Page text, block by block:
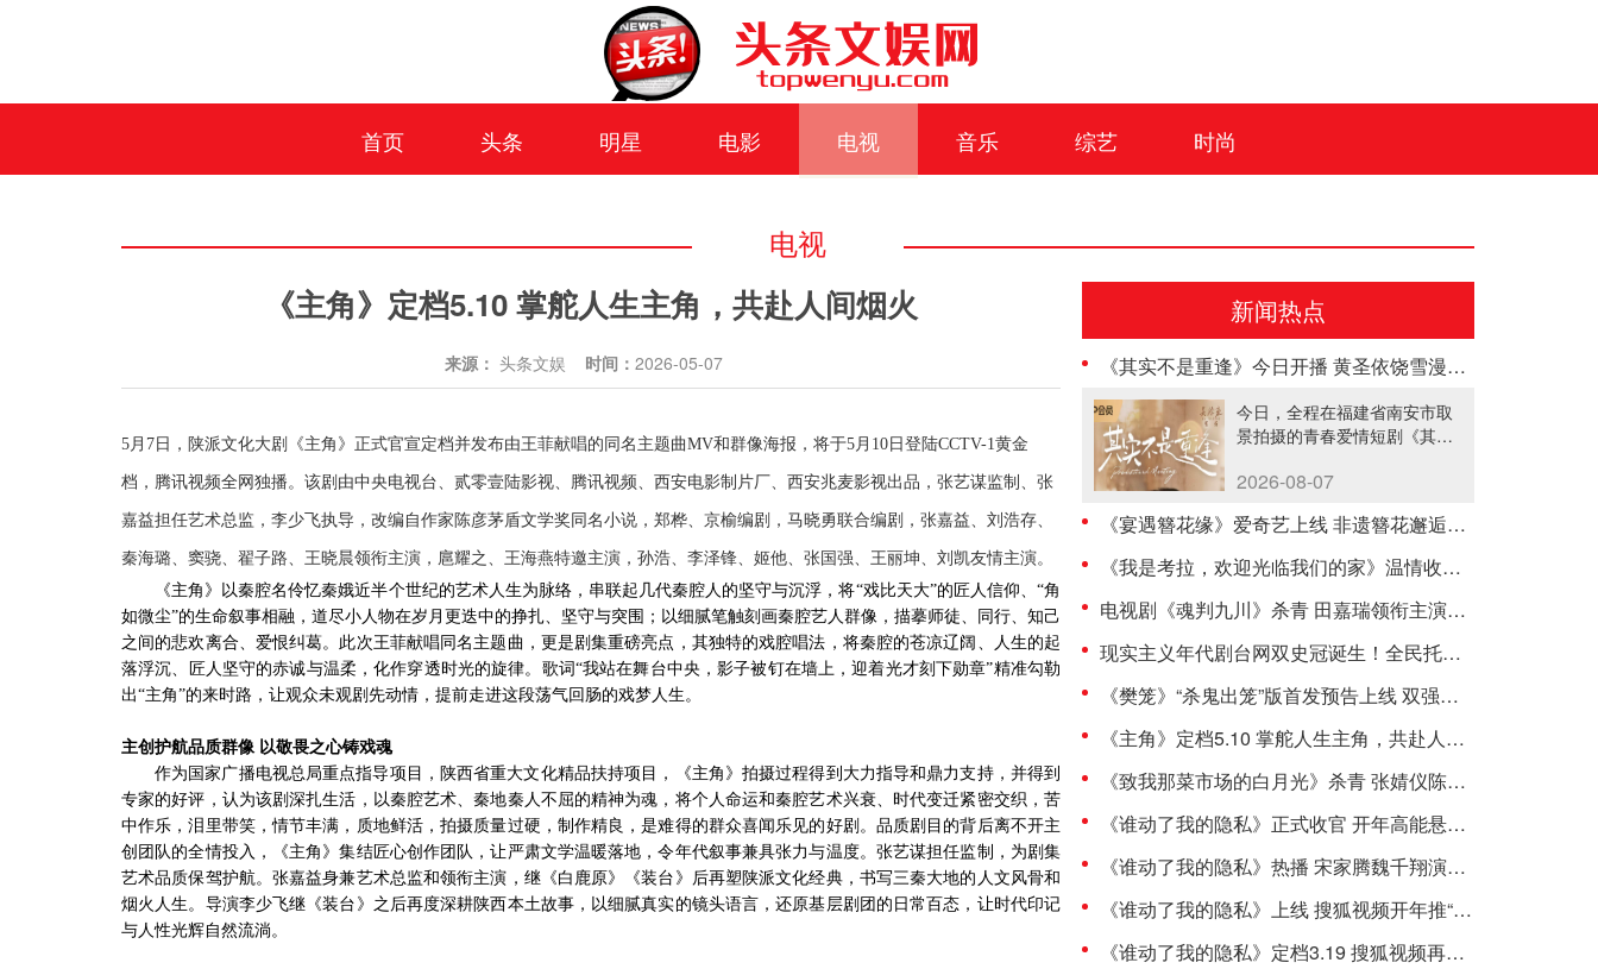
首页 头条 明星 电影 电视 音乐 综艺 时尚
电视
《主角》定档5.10 掌舵人生主角，共赴人间烟火
来源： 头条文娱 时间： 2026-05-07
5月7日，陕派文化大剧《主角》正式官宣定档并发布由王菲献唱的同名主题曲MV和群像海报，将于5月10日登陆CCTV-1黄金
档，腾讯视频全网独播。该剧由中央电视台、贰零壹陆影视、腾讯视频、西安电影制片厂、西安兆麦影视出品，张艺谋监制、张
嘉益担任艺术总监，李少飞执导，改编自作家陈彦茅盾文学奖同名小说，郑桦、京榆编剧，马晓勇联合编剧，张嘉益、刘浩存、
秦海璐、窦骁、翟子路、王晓晨领衔主演，扈耀之、王海燕特邀主演，孙浩、李泽锋、姬他、张国强、王丽坤、刘凯友情主演。
《主角》以秦腔名伶忆秦娥近半个世纪的艺术人生为脉络，串联起几代秦腔人的坚守与沉浮，将“戏比天大”的匠人信仰、“角
如微尘”的生命叙事相融，道尽小人物在岁月更迭中的挣扎、坚守与突围；以细腻笔触刻画秦腔艺人群像，描摹师徒、同行、知己
之间的悲欢离合、爱恨纠葛。此次王菲献唱同名主题曲，更是剧集重磅亮点，其独特的戏腔唱法，将秦腔的苍凉辽阔、人生的起
落浮沉、匠人坚守的赤诚与温柔，化作穿透时光的旋律。歌词“我站在舞台中央，影子被钉在墙上，迎着光才刻下勋章”精准勾勒
出“主角”的来时路，让观众未观剧先动情，提前走进这段荡气回肠的戏梦人生。
主创护航品质群像 以敬畏之心铸戏魂
作为国家广播电视总局重点指导项目，陕西省重大文化精品扶持项目，《主角》拍摄过程得到大力指导和鼎力支持，并得到
专家的好评，认为该剧深扎生活，以秦腔艺术、秦地秦人不屈的精神为魂，将个人命运和秦腔艺术兴衰、时代变迁紧密交织，苦
中作乐，泪里带笑，情节丰满，质地鲜活，拍摄质量过硬，制作精良，是难得的群众喜闻乐见的好剧。品质剧目的背后离不开主
创团队的全情投入，《主角》集结匠心创作团队，让严肃文学温暖落地，令年代叙事兼具张力与温度。张艺谋担任监制，为剧集
艺术品质保驾护航。张嘉益身兼艺术总监和领衔主演，继《白鹿原》《装台》后再塑陕派文化经典，书写三秦大地的人文风骨和
烟火人生。导演李少飞继《装台》之后再度深耕陕西本土故事，以细腻真实的镜头语言，还原基层剧团的日常百态，让时代印记
与人性光辉自然流淌。
新闻热点
《其实不是重逢》今日开播 黄圣依饶雪漫携手探索“影视+文旅”融合新模式
今日，全程在福建省南安市取
景拍摄的青春爱情短剧《其实
2026-08-07
《宴遇簪花缘》爱奇艺上线 非遗簪花邂逅海洋美食
《我是考拉，欢迎光临我们的家》温情收官：一个八代考拉大家族，二十年的爱与守候
电视剧《魂判九川》杀青 田嘉瑞领衔主演击破宿命
现实主义年代剧台网双史冠诞生！全民托举成就《主角》满堂彩
《樊笼》“杀鬼出笼”版首发预告上线 双强师徒联手逃出生死塔
《主角》定档5.10 掌舵人生主角，共赴人间烟火
《致我那菜市场的白月光》杀青 张婧仪陈靖可心向野互成光
《谁动了我的隐私》正式收官 开年高能悬疑口碑获赞
《谁动了我的隐私》热播 宋家腾魏千翔演技获赞
《谁动了我的隐私》上线 搜狐视频开年推“悬疑探案小爆款”
《谁动了我的隐私》定档3.19 搜狐视频再打造网络悬疑剧